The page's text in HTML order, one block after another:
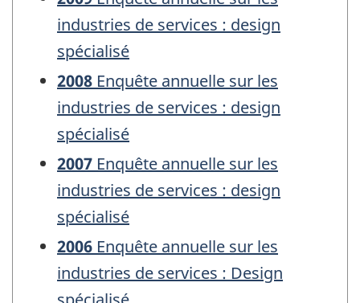
industries de services : design
spécialisé
2008 Enquête annuelle sur les
industries de services : design
spécialisé
2007 Enquête annuelle sur les
industries de services : design
spécialisé
2006 Enquête annuelle sur les
industries de services : Design